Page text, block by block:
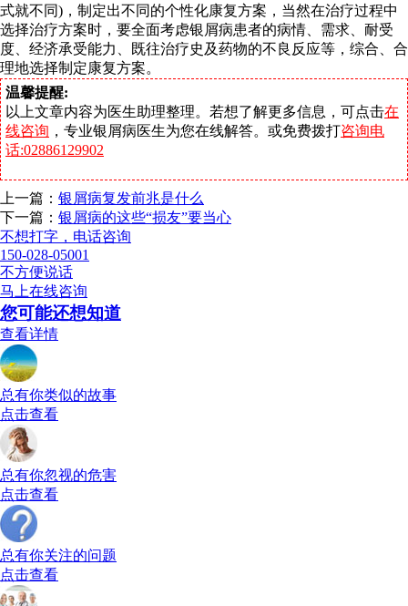
式就不同)，制定出不同的个性化康复方案，当然在治疗过程中
选择治疗方案时，要全面考虑银屑病患者的病情、需求、耐受
度、经济承受能力、既往治疗史及药物的不良反应等，综合、合
理地选择制定康复方案。
温馨提醒:
以上文章内容为医生助理整理。若想了解更多信息，可点击在
线咨询 ，专业银屑病医生为您在线解答。或免费拨打咨询电
话:02886129902
上一篇： 银屑病复发前兆是什么
下一篇： 银屑病的这些“损友”要当心
不想打字，电话咨询
150-028-05001
不方便说话
马上在线咨询
您可能还想知道
查看详情
总有你类似的故事
点击查看
总有你忽视的危害
点击查看
总有你关注的问题
点击查看